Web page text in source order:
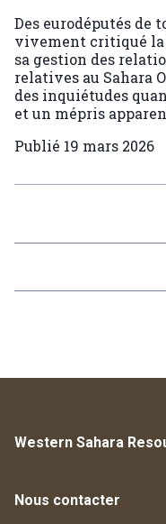
Des eurodéputés de
vivement critiqué la
sa gestion des
relatives au Sahara
des inquiétudes
et un mépris
Publié 19 mars 2026
Western Sahara
Nous contacter